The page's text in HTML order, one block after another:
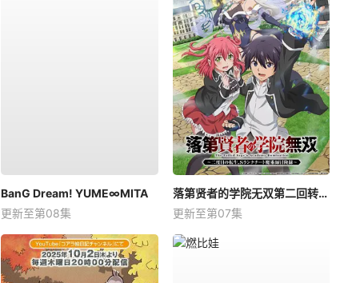
BanG Dream! YUME∞MITA
更新至第08集
落第贤者的学院无双第二回转生，S等级作弊魔术师冒险记
更新至第07集